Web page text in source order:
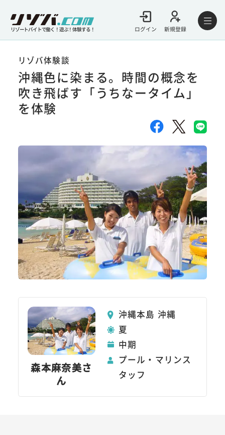
リゾートバイトで働く！遊ぶ！体験する！ ログイン 新規登録
リゾバ体験談
沖縄色に染まる。時間の概念を
吹き飛ばす「うちなータイム」
を体験
森本麻奈美さ
ん
沖縄本島 沖縄
夏
中期
プール・マリンス
タッフ